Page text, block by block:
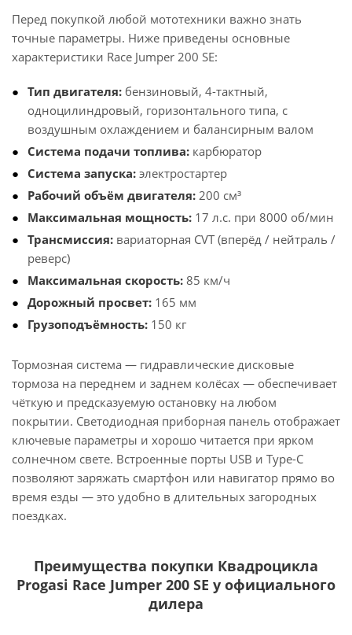
Перед покупкой любой мототехники важно знать
точные параметры. Ниже приведены основные
характеристики Race Jumper 200 SE:
Тип двигателя: бензиновый, 4-тактный,
одноцилиндровый, горизонтального типа, с
воздушным охлаждением и балансирным валом
Система подачи топлива: карбюратор
Система запуска: электростартер
Рабочий объём двигателя: 200 см³
Максимальная мощность: 17 л.с. при 8000 об/мин
Трансмиссия: вариаторная CVT (вперёд / нейтраль /
реверс)
Максимальная скорость: 85 км/ч
Дорожный просвет: 165 мм
Грузоподъёмность: 150 кг
Тормозная система — гидравлические дисковые
тормоза на переднем и заднем колёсах — обеспечивает
чёткую и предсказуемую остановку на любом
покрытии. Светодиодная приборная панель отображает
ключевые параметры и хорошо читается при ярком
солнечном свете. Встроенные порты USB и Type-C
позволяют заряжать смартфон или навигатор прямо во
время езды — это удобно в длительных загородных
поездках.
Преимущества покупки Квадроцикла
Progasi Race Jumper 200 SE у официального
дилера